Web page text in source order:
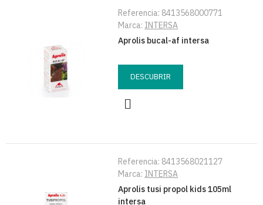
Referencia: 8413568000771
Marca: INTERSA
Aprolis bucal-af intersa
DESCUBRIR
Referencia: 8413568021127
Marca: INTERSA
Aprolis tusi propol kids 105ml
intersa